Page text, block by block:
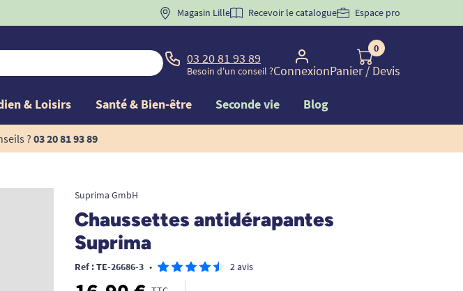
BIENVENUE" pourla 1ère commande d'incontinence
Magasin Lille Recevoir le catalogue Espace pro
03 20 81 93 89
Besoin d'un conseil ?Connexion
0
Panier/ Devis
& Loisirs Santé & Bien-être Seconde vie Blog
? 03 20 81 93 89
Suprima GmbH
Chaussettes antidérapantes
Suprima
Ref : TE-26686-3 • 2 avis